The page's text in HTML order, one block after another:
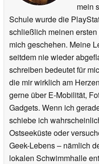
mein
Schule wurde die
schließlich meinen
mich geschehen. Meine
seitdem nie wieder
schreiben bedeutet für
die mir wirklich am
gerne über E-Mobilität,
Gadgets. Wenn ich
schiebe ich
Ostseeküste oder
Geek-Lebens – nämlich
lokalen Schwimmhalle